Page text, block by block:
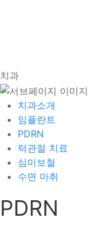
치과
치과소개
임플란트
PDRN
턱관절 치료
심미보철
수면 마취
PDRN